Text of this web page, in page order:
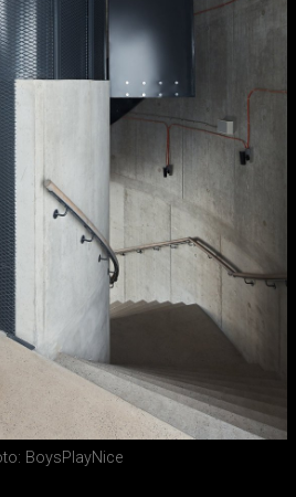
BoysPlayNice